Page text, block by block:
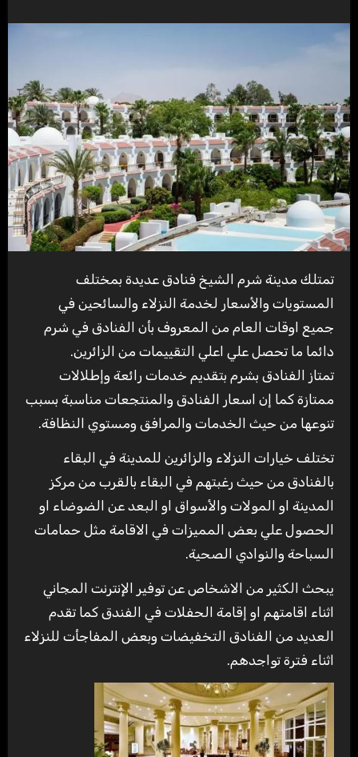
تمتلك مدينة شرم الشيخ فنادق عديدة بمختلف
المستويات والأسعار لخدمة النزلاء والسائحين في
جميع اوقات العام من المعروف بأن الفنادق في شرم
دائما ما تحصل علي اعلي التقييمات من الزائرين.
تمتاز الفنادق بشرم بتقديم خدمات رائعة وإطلالات
ممتازة كما إن اسعار الفنادق والمنتجعات مناسبة بسبب
تنوعها من حيث الخدمات والمرافق ومستوي النظافة.
تختلف خيارات النزلاء والزائرين للمدينة في البقاء
بالفنادق من حيث رغبتهم في البقاء بالقرب من مركز
المدينة او المولات والأسواق او البعد عن الضوضاء او
الحصول علي بعض المميزات في الاقامة مثل حمامات
السباحة والنوادي الصحية.
يبحث الكثير من الاشخاص عن توفير الإنترنت المجاني
اثناء اقامتهم او إقامة الحفلات في الفندق كما تقدم
العديد من الفنادق التخفيضات وبعض المفاجأت للنزلاء
اثناء فترة تواجدهم.